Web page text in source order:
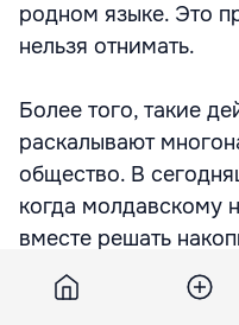
родном языке. Это
нельзя отнимать.
Более того, такие
раскалывают
общество. В
когда молдавскому
вместе решать
намеренно
Это преступление